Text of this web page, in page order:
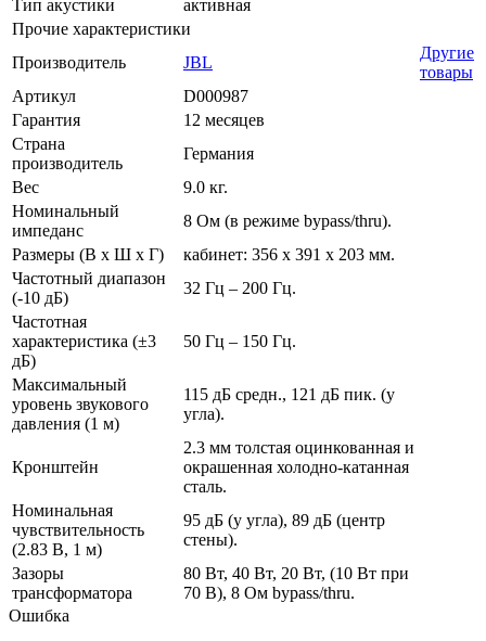
Тип акустики
активная
Прочие характеристики
Производитель
JBL
Другие
товары
Артикул
D000987
Гарантия
12 месяцев
Страна
производитель
Германия
Вес
9.0 кг.
Номинальный
импеданс
8 Ом (в режиме bypass/thru).
Размеры (В x Ш x Г)
кабинет: 356 x 391 x 203 мм.
Частотный диапазон
(-10 дБ)
32 Гц – 200 Гц.
Частотная
характеристика (±3
дБ)
50 Гц – 150 Гц.
Максимальный
уровень звукового
давления (1 м)
115 дБ средн., 121 дБ пик. (у
угла).
Кронштейн
2.3 мм толстая оцинкованная и
окрашенная холодно-катанная
сталь.
Номинальная
чувствительность
(2.83 В, 1 м)
95 дБ (у угла), 89 дБ (центр
стены).
Зазоры
трансформатора
80 Вт, 40 Вт, 20 Вт, (10 Вт при
70 В), 8 Ом bypass/thru.
Ошибка